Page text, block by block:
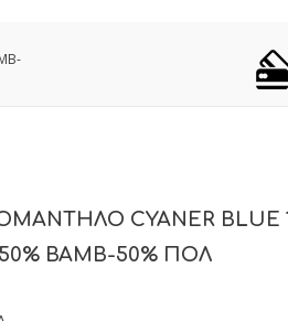
CYANER BLUE
BAMB-50% ΠΟΛ